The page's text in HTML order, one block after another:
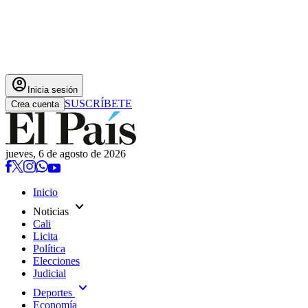
account_circle Inicia sesión
Crea cuenta SUSCRÍBETE
jueves, 6 de agosto de 2026
Inicio
Noticias expand_more
Cali
Licita
Política
Elecciones
Judicial
Deportes expand_more
Economía